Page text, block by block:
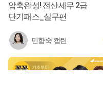
압축완성! 전산세무 2급
단기패스_실무편
민향숙 캡틴